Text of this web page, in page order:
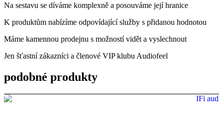
Na sestavu se díváme komplexně a posouváme její hranice
K produktům nabízíme odpovídající služby s přidanou hodnotou
Máme kamennou prodejnu s možností vidět a vyslechnout
Jen šťastní zákazníci a členové VIP klubu Audiofeel
podobné produkty